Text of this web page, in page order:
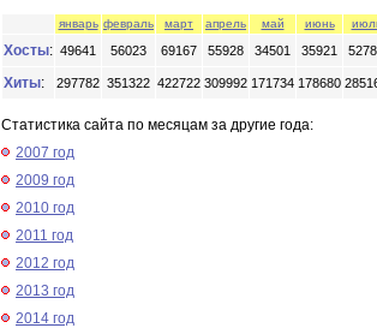
январь февраль март апрель май июнь
Хосты: 49641 56023 69167 55928 34501 35921
Хиты: 297782 351322 422722 309992 171734 178680
Статистика сайта по месяцам за другие года:
2007 год
2009 год
2010 год
2011 год
2012 год
2013 год
2014 год